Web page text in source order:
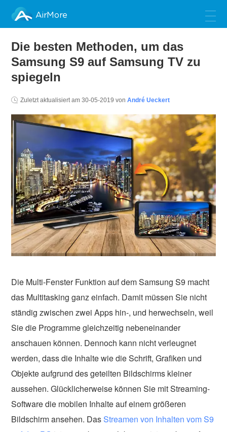
AirMore
Die besten Methoden, um das
Samsung S9 auf Samsung TV zu
spiegeln
Zuletzt aktualisiert am30-05-2019 vonAndré Ueckert
Die Multi-Fenster Funktion auf dem Samsung S9 macht
das Multitasking ganz einfach. Damit müssen Sie nicht
ständig zwischen zwei Apps hin-, und herwechseln, weil
Sie die Programme gleichzeitig nebeneinander
anschauen können. Dennoch kann nicht verleugnet
werden, dass die Inhalte wie die Schrift, Grafiken und
Objekte aufgrund des geteilten Bildschirms kleiner
aussehen. Glücklicherweise können Sie mit Streaming-
Software die mobilen Inhalte auf einem größeren
Bildschirm ansehen. DasStreamen von Inhalten vom S9